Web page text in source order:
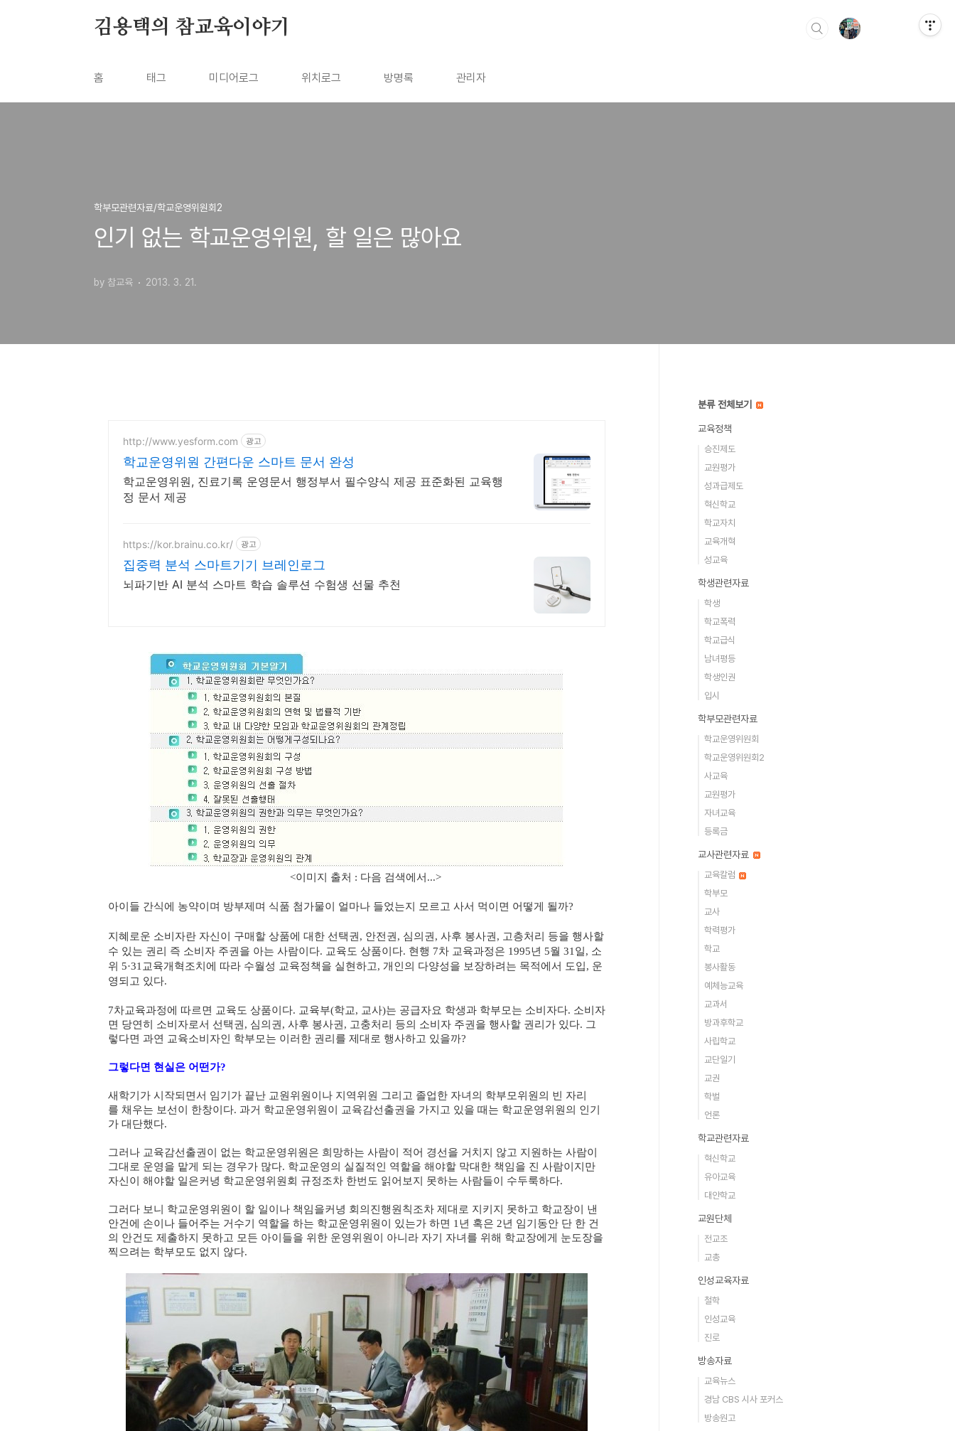
김용택의 참교육이야기
홈 태그 미디어로그 위치로그 방명록 관리자
학부모관련자료/학교운영위원회2
인기 없는 학교운영위원, 할 일은 많아요
by 참교육 2013. 3. 21.
http://www.yesform.com 광고
학교운영위원 간편다운 스마트 문서 완성
학교운영위원, 진료기록 운영문서 행정부서 필수양식 제공 표준화된 교육행
정 문서 제공
https://kor.brainu.co.kr/ 광고
집중력 분석 스마트기기 브레인로그
뇌파기반 AI 분석 스마트 학습 솔루션 수험생 선물 추천
<이미지 출처 : 다음 검색에서...>
아이들 간식에 농약이며 방부제며 식품 첨가물이 얼마나 들었는지 모르고 사서 먹이면 어떻게 될까?
지혜로운 소비자란 자신이 구매할 상품에 대한 선택권, 안전권, 심의권, 사후 봉사권, 고층처리 등을 행사할
수 있는 권리 즉 소비자 주권을 아는 사람이다. 교육도 상품이다. 현행 7차 교육과정은 1995년 5월 31일, 소
위 5·31교육개혁조치에 따라 수월성 교육정책을 실현하고, 개인의 다양성을 보장하려는 목적에서 도입, 운
영되고 있다.
7차교육과정에 따르면 교육도 상품이다. 교육부(학교, 교사)는 공급자요 학생과 학부모는 소비자다. 소비자
면 당연히 소비자로서 선택권, 심의권, 사후 봉사권, 고충처리 등의 소비자 주권을 행사할 권리가 있다. 그
렇다면 과연 교육소비자인 학부모는 이러한 권리를 제대로 행사하고 있을까?
그렇다면 현실은 어떤가?
새학기가 시작되면서 임기가 끝난 교원위원이나 지역위원 그리고 졸업한 자녀의 학부모위원의 빈 자리
를 채우는 보선이 한창이다. 과거 학교운영위원이 교육감선출권을 가지고 있을 때는 학교운영위원의 인기
가 대단했다.
그러나 교육감선출권이 없는 학교운영위원은 희망하는 사람이 적어 경선을 거치지 않고 지원하는 사람이
그대로 운영을 맡게 되는 경우가 많다. 학교운영의 실질적인 역할을 해야할 막대한 책임을 진 사람이지만
자신이 해야할 일은커녕 학교운영위원회 규정조차 한번도 읽어보지 못하는 사람들이 수두룩하다.
그러다 보니 학교운영위원이 할 일이나 책임을커녕 회의진행원칙조차 제대로 지키지 못하고 학교장이 낸
안건에 손이나 들어주는 거수기 역할을 하는 학교운영위원이 있는가 하면 1년 혹은 2년 임기동안 단 한 건
의 안건도 제출하지 못하고 모든 아이들을 위한 운영위원이 아니라 자기 자녀를 위해 학교장에게 눈도장을
찍으려는 학부모도 없지 않다.
분류 전체보기
교육정책
승진제도
교원평가
성과급제도
혁신학교
학교자치
교육개혁
성교육
학생관련자료
학생
학교폭력
학교급식
남녀평등
학생인권
입시
학부모관련자료
학교운영위원회
학교운영위원회2
사교육
교원평가
자녀교육
등록금
교사관련자료
교육칼럼
학부모
교사
학력평가
학교
봉사활동
예체능교육
교과서
방과후학교
사립학교
교단일기
교권
학벌
언론
학교관련자료
혁신학교
유아교육
대안학교
교원단체
전교조
교총
인성교육자료
철학
인성교육
진로
방송자료
교육뉴스
경남 CBS 시사 포커스
방송원고